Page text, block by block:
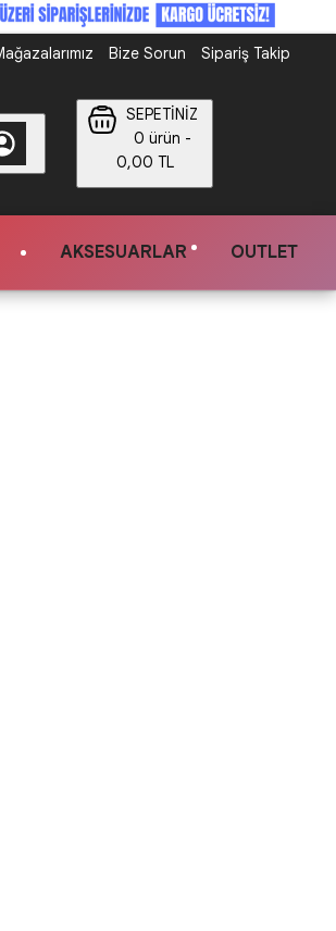
Bize Sorun Sipariş Takip
SEPETİNİZ
0 ürün -
0,00 TL
AKSESUARLAR OUTLET